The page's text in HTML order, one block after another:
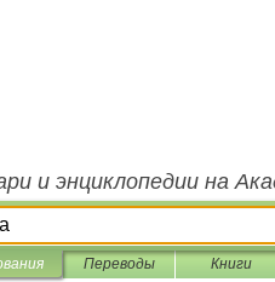
и энциклопедии на
Переводы Книги